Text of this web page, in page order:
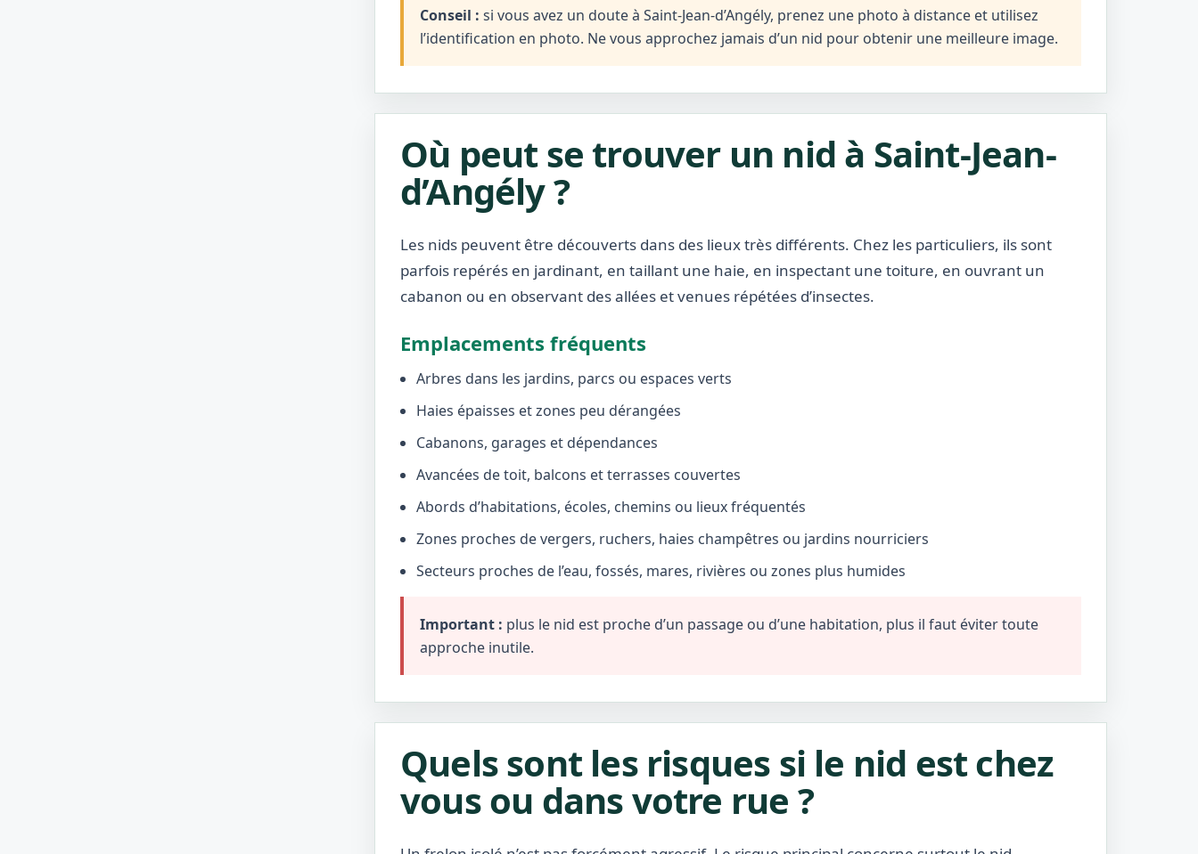
Conseil : si vous avez un doute à Saint-Jean-d’Angély, prenez une photo à distance et utilisez
l’identification en photo. Ne vous approchez jamais d’un nid pour obtenir une meilleure image.
Où peut se trouver un nid à Saint-Jean-
d’Angély ?
Les nids peuvent être découverts dans des lieux très différents. Chez les particuliers, ils sont
parfois repérés en jardinant, en taillant une haie, en inspectant une toiture, en ouvrant un
cabanon ou en observant des allées et venues répétées d’insectes.
Emplacements fréquents
Arbres dans les jardins, parcs ou espaces verts
Haies épaisses et zones peu dérangées
Cabanons, garages et dépendances
Avancées de toit, balcons et terrasses couvertes
Abords d’habitations, écoles, chemins ou lieux fréquentés
Zones proches de vergers, ruchers, haies champêtres ou jardins nourriciers
Secteurs proches de l’eau, fossés, mares, rivières ou zones plus humides
Important : plus le nid est proche d’un passage ou d’une habitation, plus il faut éviter toute
approche inutile.
Quels sont les risques si le nid est chez
vous ou dans votre rue ?